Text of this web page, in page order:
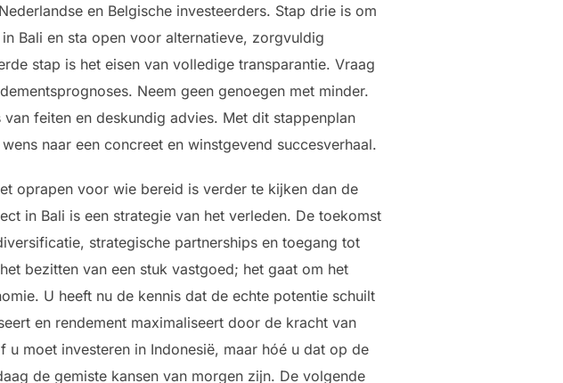
en Belgische investeerders. Stap drie is om
Bali en sta open voor alternatieve, zorgvuldig
stap is het eisen van volledige transparantie. Vraag
Neem geen genoegen met minder.
feiten en deskundig advies. Met dit stappenplan
naar een concreet en winstgevend succesverhaal.
oprapen voor wie bereid is verder te kijken dan de
in Bali is een strategie van het verleden. De toekomst
strategische partnerships en toegang tot
bezitten van een stuk vastgoed; het gaat om het
U heeft nu de kennis dat de echte potentie schuilt
en rendement maximaliseert door de kracht van
moet investeren in Indonesië, maar hóé u dat op de
de gemiste kansen van morgen zijn. De volgende